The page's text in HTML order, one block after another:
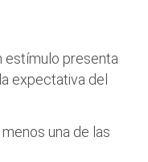
estímulo presenta
expectativa del
una de las